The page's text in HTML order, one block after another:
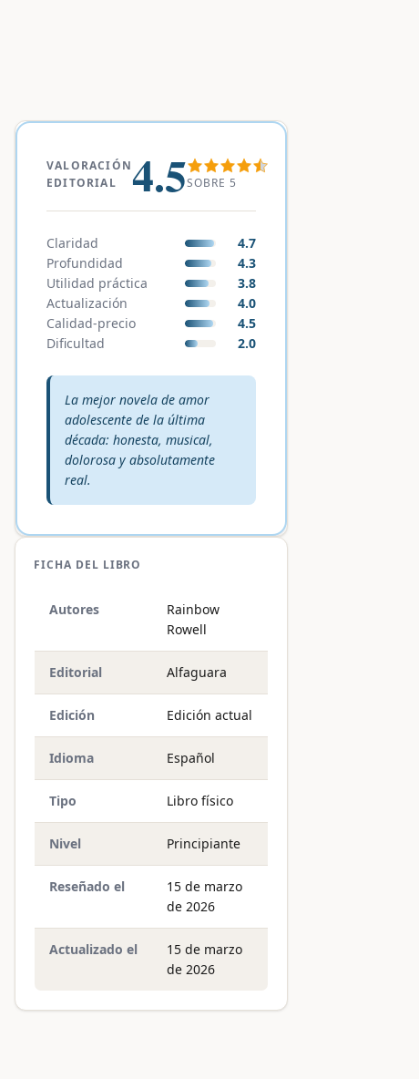
VALORACIÓN
EDITORIAL
4.5SOBRE 5
Claridad
4.7
Profundidad
4.3
Utilidad práctica
3.8
Actualización
4.0
Calidad-precio
4.5
Dificultad
2.0
Veredicto editorial:
La mejor novela de amor
adolescente de la última
década: honesta, musical,
dolorosa y absolutamente
real.
FICHA DEL LIBRO
Autores
Rainbow
Rowell
Editorial Alfaguara
Edición Edición actual
Idioma Español
Tipo Libro físico
Nivel Principiante
Reseñado el
15 de marzo
de 2026
Actualizado el
15 de marzo
de 2026